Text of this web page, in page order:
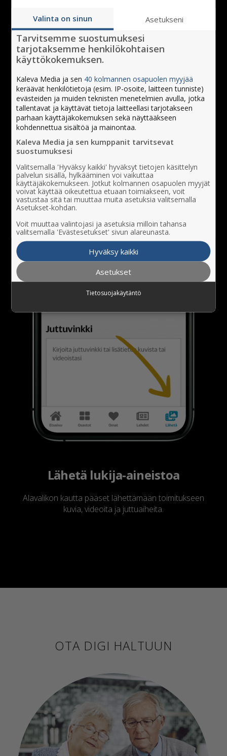
Seuraa aiheita
Poimi lempiaiheesi omaan sisältövirtaasi.
Lähetä lukija-aineistoa
Alavalikon kautta pääset lähettämään toimitukseen
kuvia, videoita ja juttuaiheita.
OTA DIGI HALTUUN
Valinta on sinun Asetukseni
Tarvitsemme suostumuksesi
tarjotaksemme henkilökohtaisen
käyttökokemuksen.
Kaleva Media ja sen 40 kolmannen osapuolen myyjää
keräävät henkilötietoja (esim. IP-osoite, laitteen tunniste)
evästeiden ja muiden teknisten menetelmien avulla, jotka
tallentavat ja käyttävät tietoja laitteellasi tarjotakseen
parhaan käyttäjäkokemuksen sekä näyttääkseen
kohdennettua sisältöä ja mainontaa.
Kaleva Media ja sen kumppanit tarvitsevat
suostumuksesi
Valitsemalla 'Hyväksy kaikki' hyväksyt tietojen käsittelyn
palvelun sisällä, hylkääminen voi vaikuttaa
käyttäjäkokemukseen. Jotkut kolmannen osapuolen myyjät
voivat käyttää oikeutettua etuaan toimiakseen, voit
vastustaa sitä tai muuttaa muita asetuksia valitsemalla
Asetukset-kohdan.
Voit muuttaa valintojasi ja asetuksia milloin tahansa
valitsemalla 'Evästesetukset' sivun alareunasta.
Hyväksy kaikki
Asetukset
Tietosuojakäytäntö